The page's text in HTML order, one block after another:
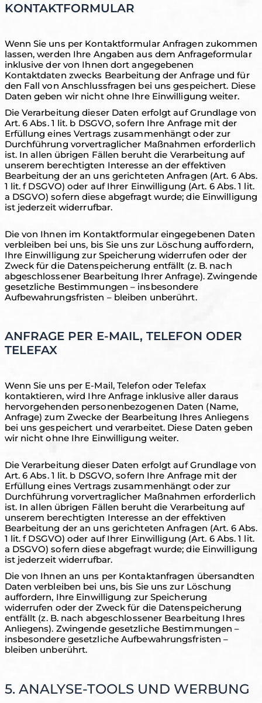
KONTAKTFORMULAR
Wenn Sie uns per Kontaktformular Anfragen zukommen
lassen, werden Ihre Angaben aus dem Anfrageformular
inklusive der von Ihnen dort angegebenen
Kontaktdaten zwecks Bearbeitung der Anfrage und für
den Fall von Anschlussfragen bei uns gespeichert. Diese
Daten geben wir nicht ohne Ihre Einwilligung weiter.
Die Verarbeitung dieser Daten erfolgt auf Grundlage von
Art. 6 Abs. 1 lit. b DSGVO, sofern Ihre Anfrage mit der
Erfüllung eines Vertrags zusammenhängt oder zur
Durchführung vorvertraglicher Maßnahmen erforderlich
ist. In allen übrigen Fällen beruht die Verarbeitung auf
unserem berechtigten Interesse an der effektiven
Bearbeitung der an uns gerichteten Anfragen (Art. 6 Abs.
1 lit. f DSGVO) oder auf Ihrer Einwilligung (Art. 6 Abs. 1 lit.
a DSGVO) sofern diese abgefragt wurde; die Einwilligung
ist jederzeit widerrufbar.
Die von Ihnen im Kontaktformular eingegebenen Daten
verbleiben bei uns, bis Sie uns zur Löschung auffordern,
Ihre Einwilligung zur Speicherung widerrufen oder der
Zweck für die Datenspeicherung entfällt (z. B. nach
abgeschlossener Bearbeitung Ihrer Anfrage). Zwingende
gesetzliche Bestimmungen – insbesondere
Aufbewahrungsfristen – bleiben unberührt.
ANFRAGE PER E-MAIL, TELEFON ODER
TELEFAX
Wenn Sie uns per E-Mail, Telefon oder Telefax
kontaktieren, wird Ihre Anfrage inklusive aller daraus
hervorgehenden personenbezogenen Daten (Name,
Anfrage) zum Zwecke der Bearbeitung Ihres Anliegens
bei uns gespeichert und verarbeitet. Diese Daten geben
wir nicht ohne Ihre Einwilligung weiter.
Die Verarbeitung dieser Daten erfolgt auf Grundlage von
Art. 6 Abs. 1 lit. b DSGVO, sofern Ihre Anfrage mit der
Erfüllung eines Vertrags zusammenhängt oder zur
Durchführung vorvertraglicher Maßnahmen erforderlich
ist. In allen übrigen Fällen beruht die Verarbeitung auf
unserem berechtigten Interesse an der effektiven
Bearbeitung der an uns gerichteten Anfragen (Art. 6 Abs.
1 lit. f DSGVO) oder auf Ihrer Einwilligung (Art. 6 Abs. 1 lit.
a DSGVO) sofern diese abgefragt wurde; die Einwilligung
ist jederzeit widerrufbar.
Die von Ihnen an uns per Kontaktanfragen übersandten
Daten verbleiben bei uns, bis Sie uns zur Löschung
auffordern, Ihre Einwilligung zur Speicherung
widerrufen oder der Zweck für die Datenspeicherung
entfällt (z. B. nach abgeschlossener Bearbeitung Ihres
Anliegens). Zwingende gesetzliche Bestimmungen –
insbesondere gesetzliche Aufbewahrungsfristen –
bleiben unberührt.
5. ANALYSE-TOOLS UND WERBUNG